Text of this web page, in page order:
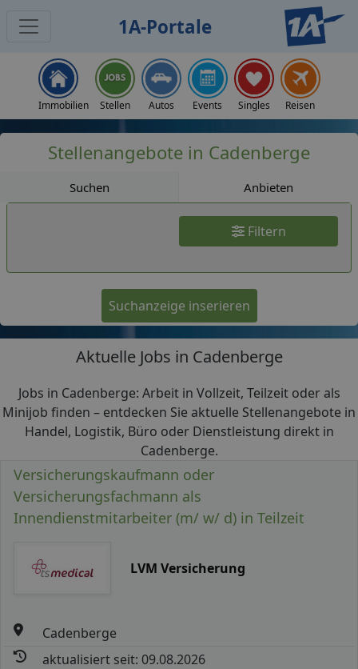
1A-Portale
Immobilien Stellen Autos Events Singles Reisen
Stellenangebote in Cadenberge
Suchen Anbieten
Filtern
Suchanzeige inserieren
Aktuelle Jobs in Cadenberge
Jobs in Cadenberge: Arbeit in Vollzeit, Teilzeit oder als
Minijob finden – entdecken Sie aktuelle Stellenangebote in
Handel, Logistik, Büro oder Dienstleistung direkt in
Cadenberge.
Versicherungskaufmann oder
Versicherungsfachmann als
Innendienstmitarbeiter (m/ w/ d) in Teilzeit
LVM Versicherung
Cadenberge
aktualisiert seit: 09.08.2026